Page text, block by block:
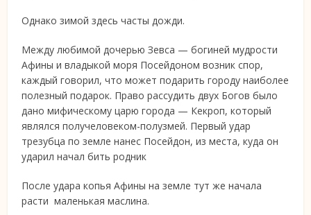
Однако зимой здесь часты дожди.
Между любимой дочерью Зевса — богиней мудрости
Афины и владыкой моря Посейдоном возник спор,
каждый говорил, что может подарить городу наиболее
полезный подарок. Право рассудить двух Богов было
дано мифическому царю города — Кекроп, который
являлся получеловеком-полузмей. Первый удар
трезубца по земле нанес Посейдон, из места, куда он
ударил начал бить родник
После удара копья Афины на земле тут же начала
расти маленькая маслина.